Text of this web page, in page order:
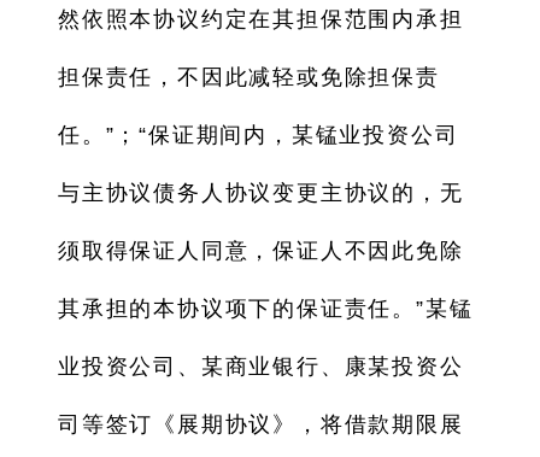
然依照本协议约定在其担保范围内承担
担保责任，不因此减轻或免除担保责
任。”；“保证期间内，某锰业投资公司
与主协议债务人协议变更主协议的，无
须取得保证人同意，保证人不因此免除
其承担的本协议项下的保证责任。”某锰
业投资公司、某商业银行、康某投资公
司等签订《展期协议》，将借款期限展